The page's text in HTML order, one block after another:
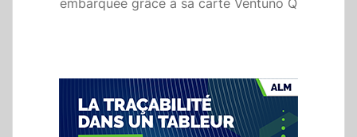
embarquée grâce à sa carte Ventuno Q